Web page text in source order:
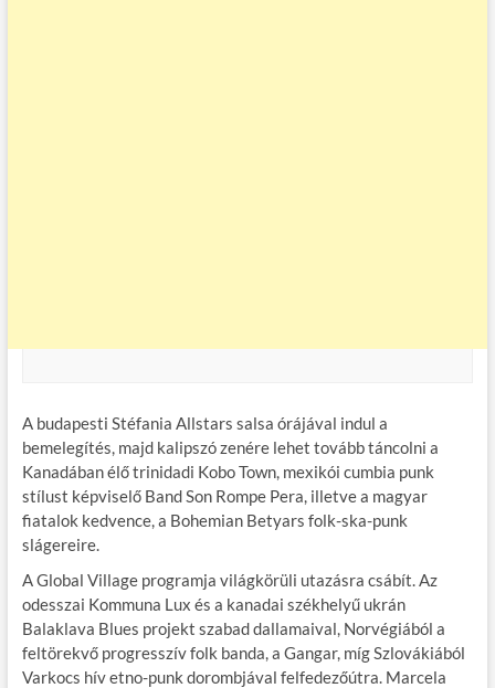
A budapesti Stéfania Allstars salsa órájával indul a
bemelegítés, majd kalipszó zenére lehet tovább táncolni a
Kanadában élő trinidadi Kobo Town, mexikói cumbia punk
stílust képviselő Band Son Rompe Pera, illetve a magyar
fiatalok kedvence, a Bohemian Betyars folk-ska-punk
slágereire.
A Global Village programja világkörüli utazásra csábít. Az
odesszai Kommuna Lux és a kanadai székhelyű ukrán
Balaklava Blues projekt szabad dallamaival, Norvégiából a
feltörekvő progresszív folk banda, a Gangar, míg Szlovákiából
Varkocs hív etno-punk dorombjával felfedezőútra. Marcela